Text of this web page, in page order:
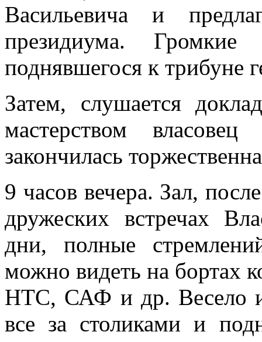
Васильевича и
президиума. Громкие
поднявшегося к трибуне
Затем, слушается
мастерством
закончилась
9 часов вечера. Зал,
дружеских встречах
дни, полные
можно видеть на
НТС, САФ и др. Весело
все за столиками и